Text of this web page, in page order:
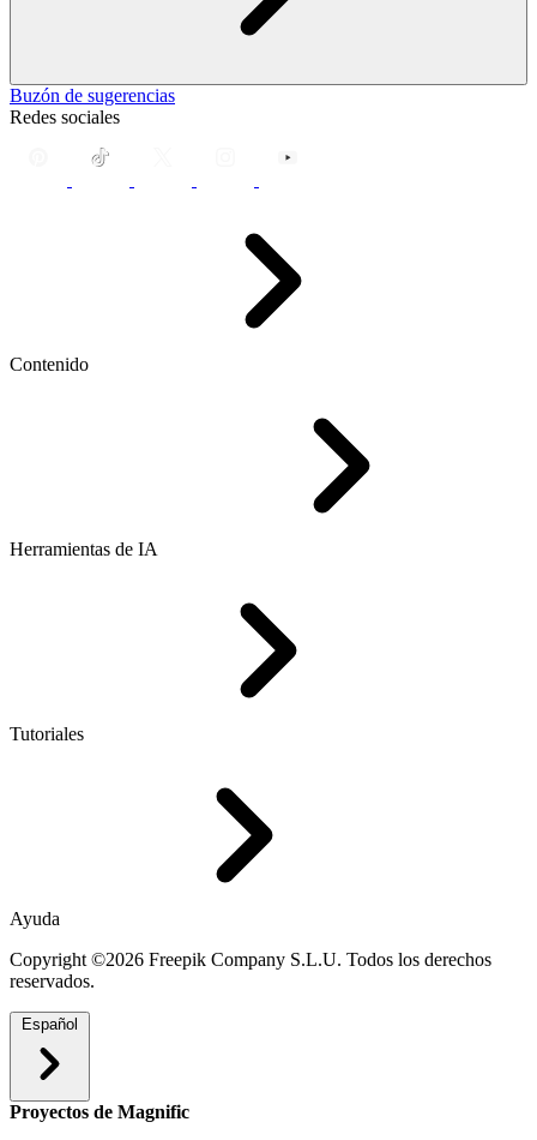
Buzón de sugerencias
Redes sociales
Contenido
Herramientas de IA
Tutoriales
Ayuda
Copyright ©2026 Freepik Company S.L.U. Todos los derechos
reservados.
Español
Proyectos de Magnific